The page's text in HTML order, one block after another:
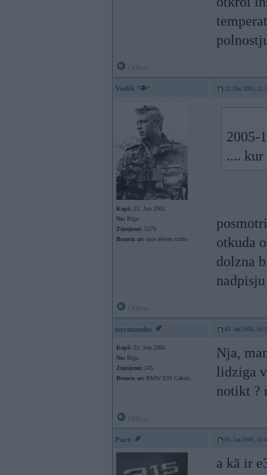
Vadik 21. Dec 2005,
Kopš: 25. Jun 2002
No: Rīga
Ziņojumi: 5279
Braucu ar: nine eleven turbo
2005-
....
otkuda
dolzna
normundss 03. Jan 2006,
Kopš: 21. Sep 2005
No: Rīga
Ziņojumi: 245
Braucu ar: BMW E93 Cabrio
Nja,
lidziga
notikt ?
Puce 03. Jan 2006,
a kā ir